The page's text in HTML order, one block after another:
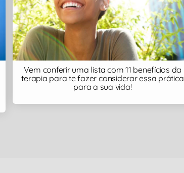
Vem conferir uma lista com 11 benefícios da
terapia para te fazer considerar essa prática
para a sua vida!